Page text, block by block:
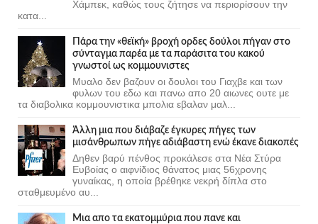
Χάμπεκ, καθώς τους ζήτησε να περιορίσουν την
κατα...
Πάρα την «θεϊκή» βροχή ορδες δούλοι πήγαν στο
σύνταγμα παρέα με τα παράσιτα του κακού
γνωστοί ως κομμουνιστες
Μυαλο δεν βαζουν οι δουλοι του Γιαχβε και των
φυλων του εδω και πανω απο 20 αιωνες ουτε με
τα διαβολικα κομμουνιστικα μπολια εβαλαν μαλ...
Άλλη μια που διάβαζε έγκυρες πήγες των
μισάνθρωπων πήγε αδιάβαστη ενώ έκανε διακοπές
Δηθεν βαρύ πένθος προκάλεσε στα Νέα Στύρα
Ευβοίας ο αιφνίδιος θάνατος μιας 56χρονης
γυναίκας, η οποία βρέθηκε νεκρή δίπλα στο
σταθμευμένο αυ...
Μια απο τα εκατομμύρια που πανε και